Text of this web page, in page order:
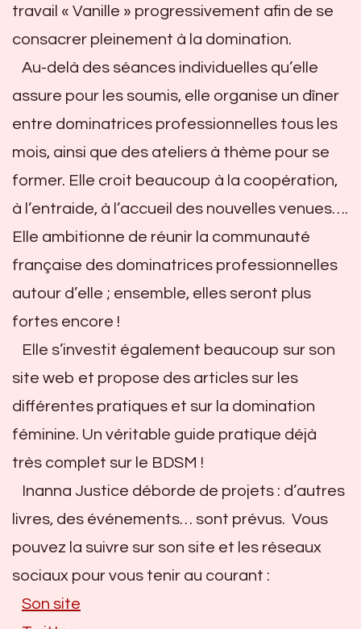
travail « Vanille » progressivement afin de se
consacrer pleinement à la domination.
Au-delà des séances individuelles qu’elle
assure pour les soumis, elle organise un dîner
entre dominatrices professionnelles tous les
mois, ainsi que des ateliers à thème pour se
former. Elle croit beaucoup à la coopération,
à l’entraide, à l’accueil des nouvelles venues….
Elle ambitionne de réunir la communauté
française des dominatrices professionnelles
autour d’elle ; ensemble, elles seront plus
fortes encore !
Elle s’investit également beaucoup sur son
site web et propose des articles sur les
différentes pratiques et sur la domination
féminine. Un véritable guide pratique déjà
très complet sur le BDSM !
Inanna Justice déborde de projets : d’autres
livres, des événements… sont prévus. Vous
pouvez la suivre sur son site et les réseaux
sociaux pour vous tenir au courant :
Son site